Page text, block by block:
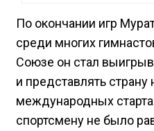
По окончании игр
среди многих
Союзе он стал
и представлять
международных
спортсмену не было